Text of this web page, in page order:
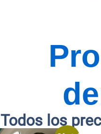
Todos los